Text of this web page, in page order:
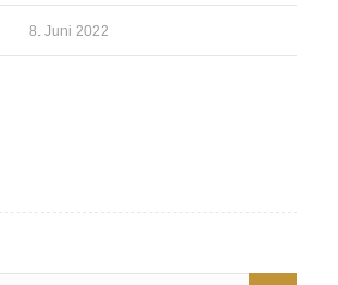
8. Juni 2022